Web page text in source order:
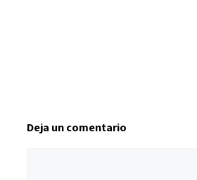
Deja un comentario